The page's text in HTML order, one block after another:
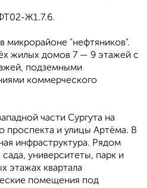
Ж1.7.6.
микрорайоне "нефтяников".
жилых домов 7 — 9 этажей с
подземными
коммерческого
части Сургута на
проспекта и улицы Артёма. В
инфраструктура. Рядом
университеты, парк и
этажах квартала
помещения под